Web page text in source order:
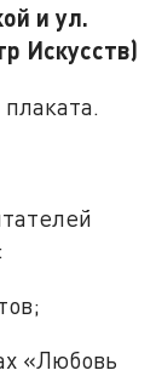
и ул.
Искусств)
«Любовь